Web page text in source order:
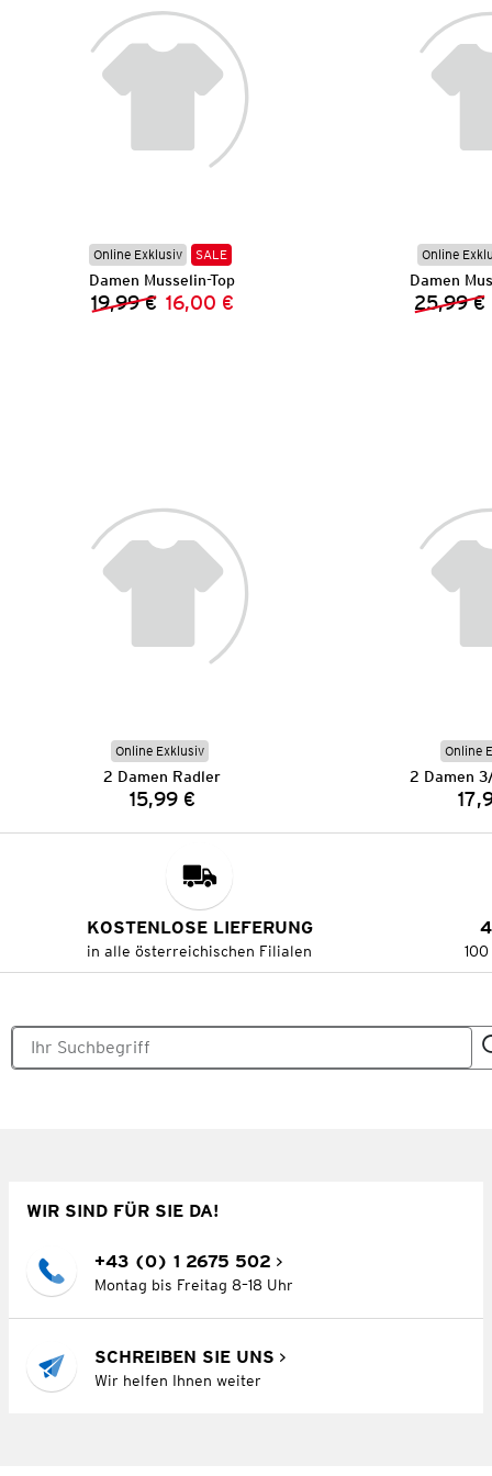
Online Exklusiv SALE
Damen Musselin-Top
Vorheriger Preis:
19,99 € Neuer Preis:
16,00 €
Online
Damen
25,99 €
Online Exklusiv
2 Damen Radler
Preis:
15,99 €
Online
2 Damen
KOSTENLOSE LIEFERUNG
in alle österreichischen Filialen
WIR SIND FÜR SIE DA!
+43 (0) 1 2675 502
Montag bis Freitag 8–18 Uhr
SCHREIBEN SIE UNS
Wir helfen Ihnen weiter